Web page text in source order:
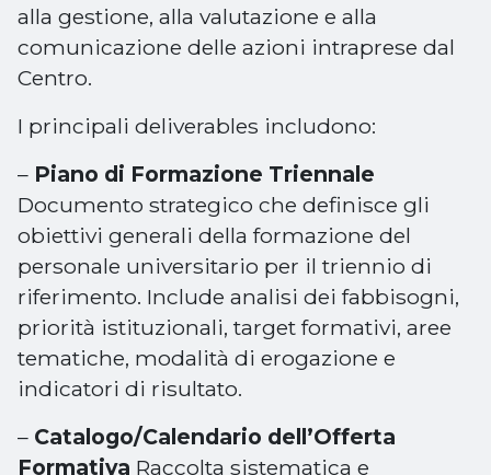
alla gestione, alla valutazione e alla
comunicazione delle azioni intraprese dal
Centro.
I principali deliverables includono:
– Piano di Formazione Triennale
Documento strategico che definisce gli
obiettivi generali della formazione del
personale universitario per il triennio di
riferimento. Include analisi dei fabbisogni,
priorità istituzionali, target formativi, aree
tematiche, modalità di erogazione e
indicatori di risultato.
– Catalogo/Calendario dell’Offerta
Formativa Raccolta sistematica e